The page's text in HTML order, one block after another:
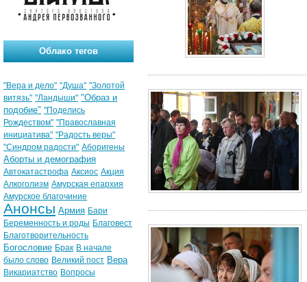
Облако тегов
"Вера и дело" "Душа" "Золотой
витязь" "Ландыши" "Образ и
подобие" "Поделись
Рождеством" "Православная
инициатива" "Радость веры"
"Синдром радости" Аборигены
Аборты и демография
Автокатастрофа Аксиос Акция
Алкоголизм Амурская епархия
Амурское благочиние
Анонсы Армия Бари
Беременность и роды Благовест
Благотворительность
Богословие Брак В начале
было слово Великий пост Вера
Викариатство Вопросы